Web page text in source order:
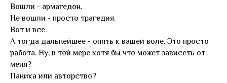
Вошли - армагедон.
Не вошли - просто трагедия.
Вот и все.
А тогда дальнейшее - опять к вашей воле. Это просто
работа. Ну, в той мере хотя бы что может зависеть от
меня?
Паника или авторство?